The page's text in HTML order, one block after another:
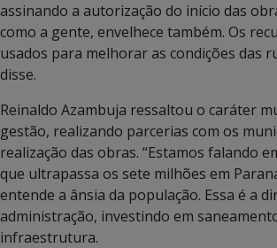
assinando a autorização do início das
como a gente, envelhece também. Os
usados para melhorar as condições das
disse.
Reinaldo Azambuja ressaltou o caráter
gestão, realizando parcerias com os
realização das obras. “Estamos falando
que ultrapassa os sete milhões em
entende a ânsia da população. Essa é a
administração, investindo em
infraestrutura.